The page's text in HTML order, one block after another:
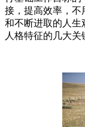
接，提高效率，不
和不断进取的人生
人格特征的几大关